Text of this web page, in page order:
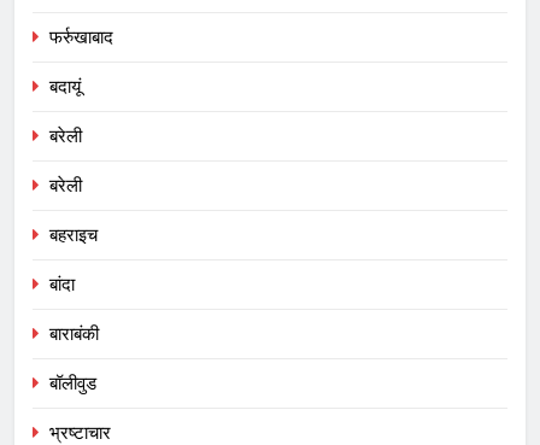
फर्रुखाबाद
बदायूं
बरेली
बरेली
बहराइच
बांदा
बाराबंकी
बॉलीवुड
भ्रष्टाचार